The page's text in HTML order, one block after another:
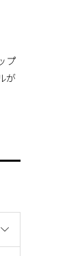
プ
が